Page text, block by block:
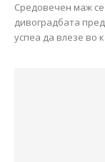
Средовечен маж
дивоградбата
успеа да влезе во